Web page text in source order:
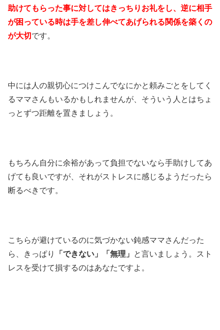
助けてもらった事に対してはきっちりお礼をし、逆に相手
が困っている時は手を差し伸べてあげられる関係を築くの
が大切です。
中には人の親切心につけこんでなにかと頼みごとをしてく
るママさんもいるかもしれませんが、そういう人とはちょ
っとずつ距離を置きましょう。
もちろん自分に余裕があって負担でないなら手助けしてあ
げても良いですが、それがストレスに感じるようだったら
断るべきです。
こちらが避けているのに気づかない鈍感ママさんだった
ら、きっぱり
「できない」「無理」
と言いましょう。スト
レスを受けて損するのはあなたですよ。